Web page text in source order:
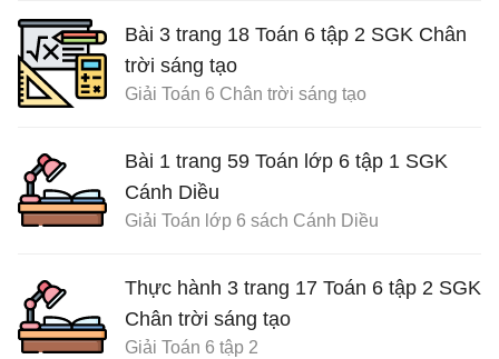
Bài 3 trang 18 Toán 6 tập 2 SGK Chân
trời sáng tạo
Giải Toán 6 Chân trời sáng tạo
Bài 1 trang 59 Toán lớp 6 tập 1 SGK
Cánh Diều
Giải Toán lớp 6 sách Cánh Diều
Thực hành 3 trang 17 Toán 6 tập 2 SGK
Chân trời sáng tạo
Giải Toán 6 tập 2